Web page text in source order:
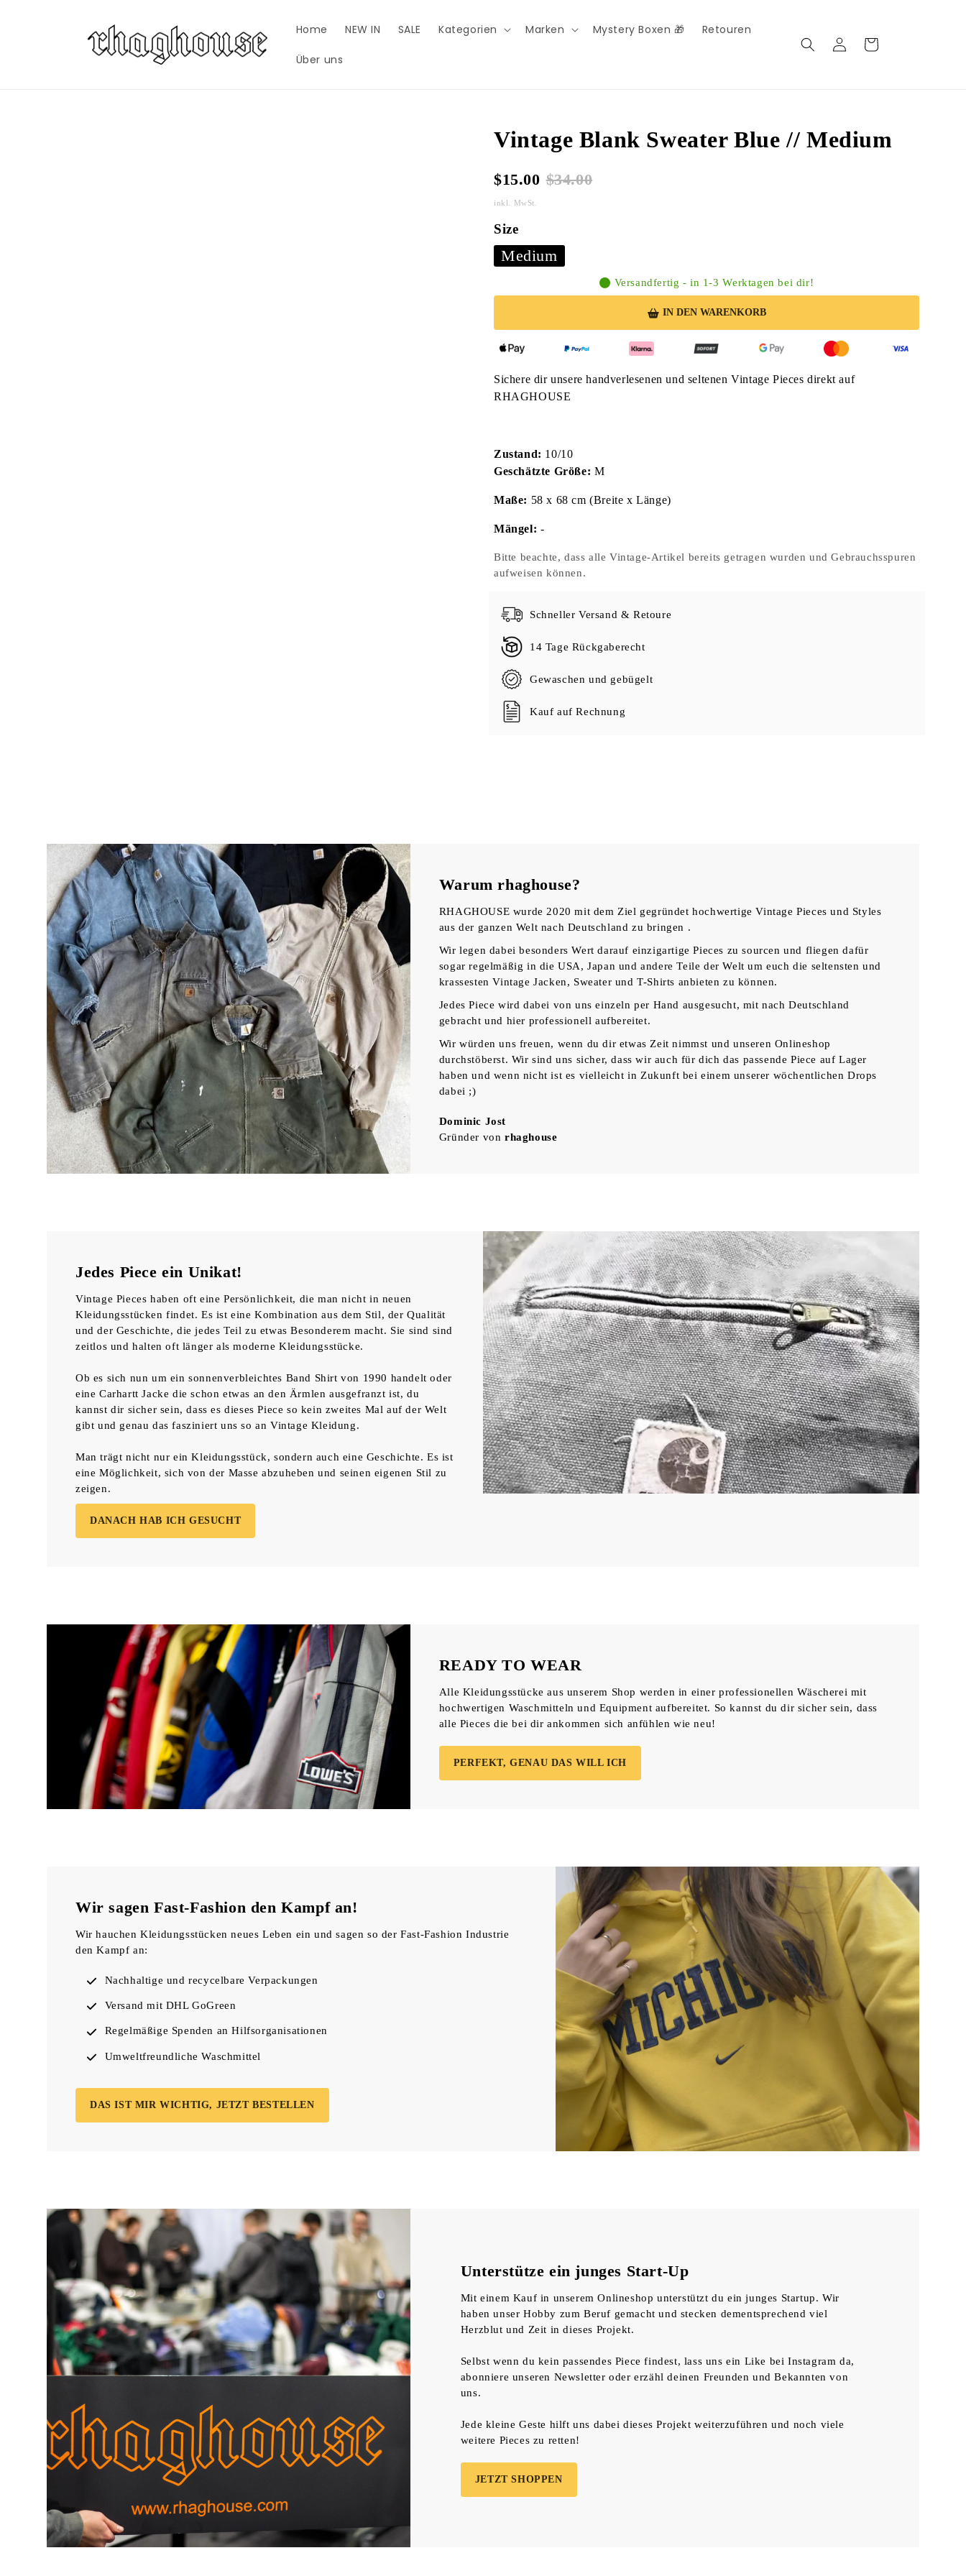
Home NEW IN SALE Kategorien Marken Mystery Boxen 🎁 Retouren
Über uns
Log
in
Cart
Vintage Blank Sweater Blue // Medium
$15.00 $34.00
inkl. MwSt.
Size
Medium
Versandfertig - in 1-3 Werktagen bei dir!
IN DEN WARENKORB
Sichere dir unsere handverlesenen und seltenen Vintage Pieces direkt auf
RHAGHOUSE
Zustand: 10/10
Geschätzte Größe: M
Maße: 58 x 68 cm (Breite x Länge)
Mängel: -
Bitte beachte, dass alle Vintage-Artikel bereits getragen wurden und Gebrauchsspuren
aufweisen können.
Schneller Versand & Retoure
14 Tage Rückgaberecht
Gewaschen und gebügelt
Kauf auf Rechnung
Warum rhaghouse?
RHAGHOUSE wurde 2020 mit dem Ziel gegründet hochwertige Vintage Pieces und Styles
aus der ganzen Welt nach Deutschland zu bringen .
Wir legen dabei besonders Wert darauf einzigartige Pieces zu sourcen und fliegen dafür
sogar regelmäßig in die USA, Japan und andere Teile der Welt um euch die seltensten und
krassesten Vintage Jacken, Sweater und T-Shirts anbieten zu können.
Jedes Piece wird dabei von uns einzeln per Hand ausgesucht, mit nach Deutschland
gebracht und hier professionell aufbereitet.
Wir würden uns freuen, wenn du dir etwas Zeit nimmst und unseren Onlineshop
durchstöberst. Wir sind uns sicher, dass wir auch für dich das passende Piece auf Lager
haben und wenn nicht ist es vielleicht in Zukunft bei einem unserer wöchentlichen Drops
dabei ;)
Dominic Jost
Gründer vonrhaghouse
Jedes Piece ein Unikat!
Vintage Pieces haben oft eine Persönlichkeit, die man nicht in neuen
Kleidungsstücken findet. Es ist eine Kombination aus dem Stil, der Qualität
und der Geschichte, die jedes Teil zu etwas Besonderem macht. Sie sind sind
zeitlos und halten oft länger als moderne Kleidungsstücke.
Ob es sich nun um ein sonnenverbleichtes Band Shirt von 1990 handelt oder
eine Carhartt Jacke die schon etwas an den Ärmlen ausgefranzt ist, du
kannst dir sicher sein, dass es dieses Piece so kein zweites Mal auf der Welt
gibt und genau das fasziniert uns so an Vintage Kleidung.
Man trägt nicht nur ein Kleidungsstück, sondern auch eine Geschichte. Es ist
eine Möglichkeit, sich von der Masse abzuheben und seinen eigenen Stil zu
zeigen.
DANACH HAB ICH GESUCHT
READY TO WEAR
Alle Kleidungsstücke aus unserem Shop werden in einer professionellen Wäscherei mit
hochwertigen Waschmitteln und Equipment aufbereitet. So kannst du dir sicher sein, dass
alle Pieces die bei dir ankommen sich anfühlen wie neu!
PERFEKT, GENAU DAS WILL ICH
Wir sagen Fast-Fashion den Kampf an!
Wir hauchen Kleidungsstücken neues Leben ein und sagen so der Fast-Fashion Industrie
den Kampf an:
Nachhaltige und recycelbare Verpackungen
Versand mit DHL GoGreen
Regelmäßige Spenden an Hilfsorganisationen
Umweltfreundliche Waschmittel
DAS IST MIR WICHTIG, JETZT BESTELLEN
Unterstütze ein junges Start-Up
Mit einem Kauf in unserem Onlineshop unterstützt du ein junges Startup. Wir
haben unser Hobby zum Beruf gemacht und stecken dementsprechend viel
Herzblut und Zeit in dieses Projekt.
Selbst wenn du kein passendes Piece findest, lass uns ein Like bei Instagram da,
abonniere unseren Newsletter oder erzähl deinen Freunden und Bekannten von
uns.
Jede kleine Geste hilft uns dabei dieses Projekt weiterzuführen und noch viele
weitere Pieces zu retten!
JETZT SHOPPEN